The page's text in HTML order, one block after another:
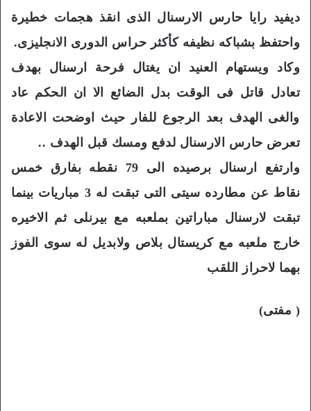
ديفيد رايا حارس الارسنال الذى انقذ هجمات خطيرة
واحتفظ بشباكه نظيفه كأكثر حراس الدورى الانجليزى.
وكاد ويستهام العنيد ان يغتال فرحة ارسنال بهدف
تعادل قاتل فى الوقت بدل الضائع الا ان الحكم عاد
والغى الهدف بعد الرجوع للفار حيث اوضحت الاعادة
تعرض حارس الارسنال لدفع ومسك قبل الهدف ..
وارتفع ارسنال برصيده الى 79 نقطه بفارق خمس
نقاط عن مطارده سيتى التى تبقت له 3 مباريات بينما
تبقت لارسنال مباراتين بملعبه مع بيرنلى ثم الاخيره
خارج ملعبه مع كريستال بلاص ولابديل له سوى الفوز
بهما لاحراز اللقب
( مفتى)